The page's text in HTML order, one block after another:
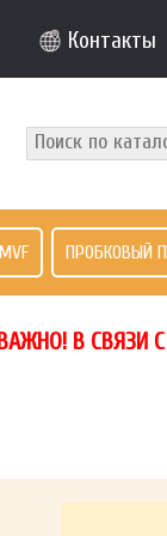
Контакты
ПРОБКОВЫЙ
В СВЯЗИ